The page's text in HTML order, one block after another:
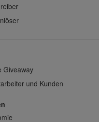
Giveaway
und Kunden